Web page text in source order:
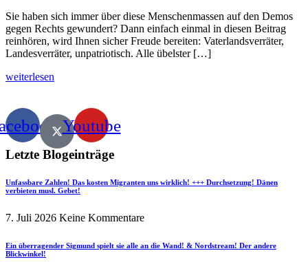
Sie haben sich immer über diese Menschenmassen auf den Demos
gegen Rechts gewundert? Dann einfach einmal in diesen Beitrag
reinhören, wird Ihnen sicher Freude bereiten: Vaterlandsverräter,
Landesverräter, unpatriotisch. Alle übelster […]
weiterlesen
Youtube
Letzte Blogeinträge
Unfassbare Zahlen! Das kosten Migranten uns wirklich! +++ Durchsetzung! Dänen
verbieten musl. Gebet!
7. Juli 2026 Keine Kommentare
Ein überragender Sigmund spielt sie alle an die Wand! & Nordstream! Der andere
Blickwinkel!